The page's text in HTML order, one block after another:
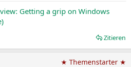
Getting a grip on Windows
Zitieren
★ Themenstarter ★